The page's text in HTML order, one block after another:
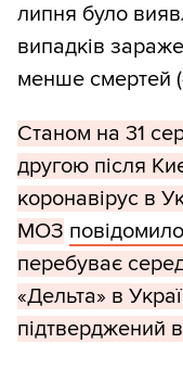
липня було
випадків
менше смертей
Станом на 31
другою після
коронавірус в
МОЗ повідомило
перебуває
«Дельта» в
підтверджений